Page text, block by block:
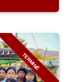
TERMINÉ